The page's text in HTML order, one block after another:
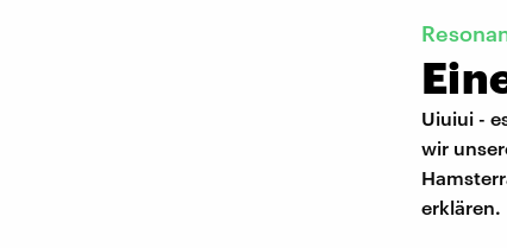
Uiuiui -
wir
erklären.